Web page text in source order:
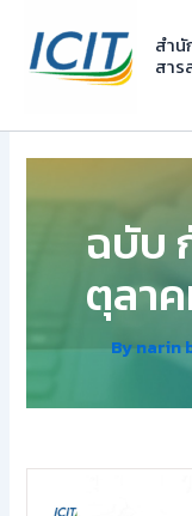
content
สำนั
สาร
ฉบับ
ตุลา
Bynarin